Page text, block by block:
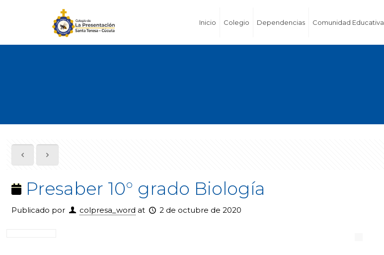
Inicio Colegio Dependencias Comunidad Educativa
Presaber 10° grado Biología
Publicado por colpresa_word at 2 de octubre de 2020